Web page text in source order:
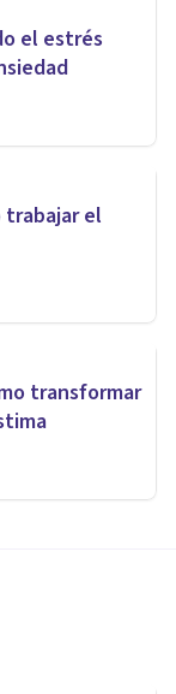
el estrés
trabajar el
transformar